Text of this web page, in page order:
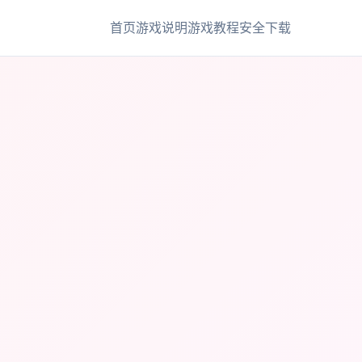
首页游戏说明游戏教程安全下载